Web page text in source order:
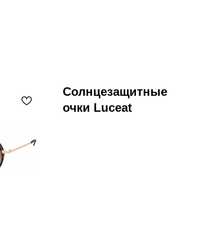
Солнцезащитные
очки Luceat